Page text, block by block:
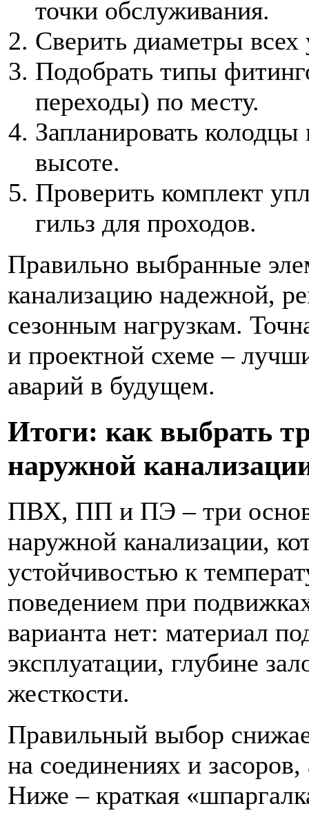
точки обслуживания.
Сверить диаметры
Подобрать типы
переходы) по месту.
Запланировать
высоте.
Проверить комплект
гильз для проходов.
Правильно выбранные
канализацию надежной,
сезонным нагрузкам.
и проектной схеме –
аварий в будущем.
Итоги: как выбрать
наружной
ПВХ, ПП и ПЭ – три
наружной канализации,
устойчивостью к
поведением при
варианта нет: материал
эксплуатации, глубине
жесткости.
Правильный выбор
на соединениях и
Ниже – краткая